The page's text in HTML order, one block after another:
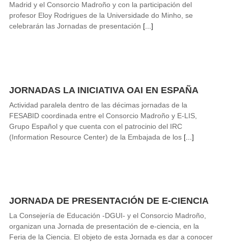
Madrid y el Consorcio Madroño y con la participación del
profesor Eloy Rodrigues de la Universidade do Minho, se
celebrarán las Jornadas de presentación [...]
JORNADAS LA INICIATIVA OAI EN ESPAÑA
Actividad paralela dentro de las décimas jornadas de la
FESABID coordinada entre el Consorcio Madroño y E-LIS,
Grupo Español y que cuenta con el patrocinio del IRC
(Information Resource Center) de la Embajada de los [...]
JORNADA DE PRESENTACIÓN DE E-CIENCIA
La Consejería de Educación -DGUI- y el Consorcio Madroño,
organizan una Jornada de presentación de e-ciencia, en la
Feria de la Ciencia. El objeto de esta Jornada es dar a conocer